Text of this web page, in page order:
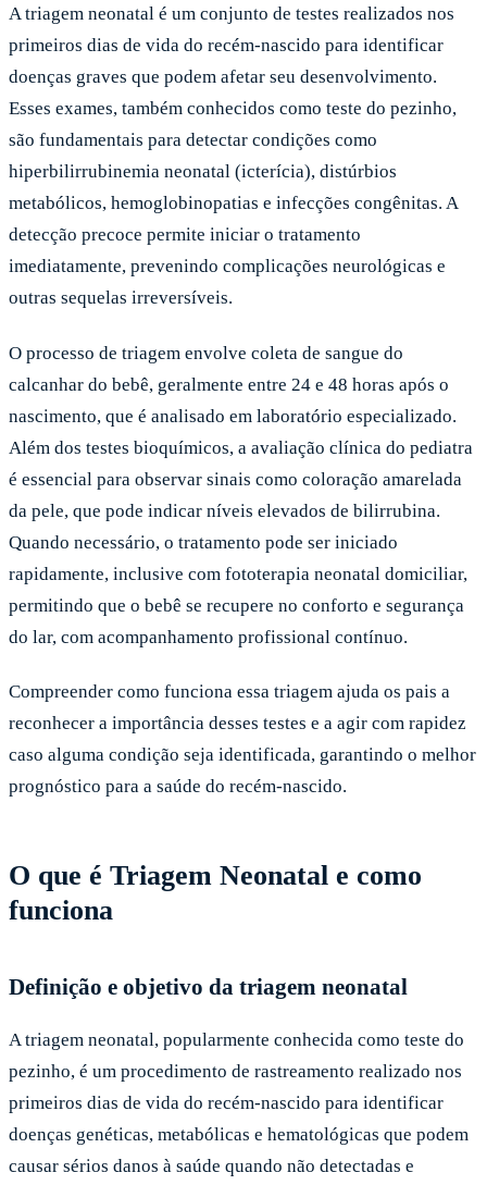
A triagem neonatal é um conjunto de testes realizados nos
primeiros dias de vida do recém-nascido para identificar
doenças graves que podem afetar seu desenvolvimento.
Esses exames, também conhecidos como teste do pezinho,
são fundamentais para detectar condições como
hiperbilirrubinemia neonatal (icterícia), distúrbios
metabólicos, hemoglobinopatias e infecções congênitas. A
detecção precoce permite iniciar o tratamento
imediatamente, prevenindo complicações neurológicas e
outras sequelas irreversíveis.
O processo de triagem envolve coleta de sangue do
calcanhar do bebê, geralmente entre 24 e 48 horas após o
nascimento, que é analisado em laboratório especializado.
Além dos testes bioquímicos, a avaliação clínica do pediatra
é essencial para observar sinais como coloração amarelada
da pele, que pode indicar níveis elevados de bilirrubina.
Quando necessário, o tratamento pode ser iniciado
rapidamente, inclusive com fototerapia neonatal domiciliar,
permitindo que o bebê se recupere no conforto e segurança
do lar, com acompanhamento profissional contínuo.
Compreender como funciona essa triagem ajuda os pais a
reconhecer a importância desses testes e a agir com rapidez
caso alguma condição seja identificada, garantindo o melhor
prognóstico para a saúde do recém-nascido.
O que é Triagem Neonatal e como
funciona
Definição e objetivo da triagem neonatal
A triagem neonatal, popularmente conhecida como teste do
pezinho, é um procedimento de rastreamento realizado nos
primeiros dias de vida do recém-nascido para identificar
doenças genéticas, metabólicas e hematológicas que podem
causar sérios danos à saúde quando não detectadas e